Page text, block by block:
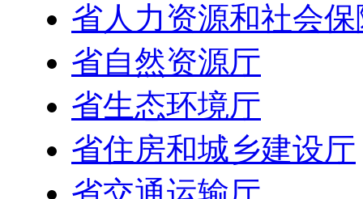
省人力资源和社会
省自然资源厅
省生态环境厅
省住房和城乡建设厅